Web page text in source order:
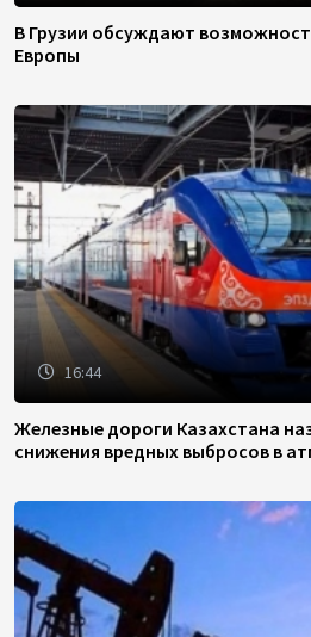
В Грузии обсуждают
Европы
16:44
Железные дороги Казахстана
снижения вредных выбросов в